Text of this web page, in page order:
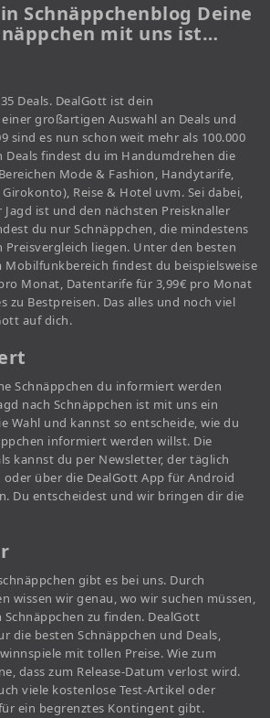
Schnäppchenblog Deine
mit uns ist…
Deals. DealGott ist dein
großartigen Auswahl an Deals und
sind es nun schon weit mehr als 100.000
Deals findest du im Handumdrehen die
Mode & Fashion, Handytarife,
Reise & Hotel uvm. Sei dabei,
ist und den nächsten Preisknaller
du nur Schnäppchen, die mindestens
Preisvergleich liegen. Unter den besten
Mobilfunkbereich findest du beispielsweise
Monat, Datentarife für 3,99€ pro Monat
zu Bestpreisen. Das alles und noch viel
auf dich.
Schnäppchen du informiert werden
nach Schnäppchen ist mit uns ein
Wahl und kannst so entscheide, wie du
informiert werden willst. Die
kannst du per Newsletter, der täglich
über die DealGott App für Android
Du entscheidest und wir bringen dir die
gibt es bei uns. Durch
wissen wir genau, wo wir suchen müssen,
zu finden. DealGott
die besten Schnäppchen und Deals,
mit tollen Preise. Wie zum
dass zum Release-Datum verlost wird.
viele kostenlose Test-Artikel oder
ein begrenztes Kontingent gibt.